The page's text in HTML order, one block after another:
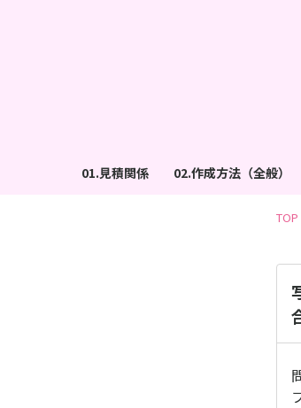
01.見積関係 02.作成方法（全般）
TOP